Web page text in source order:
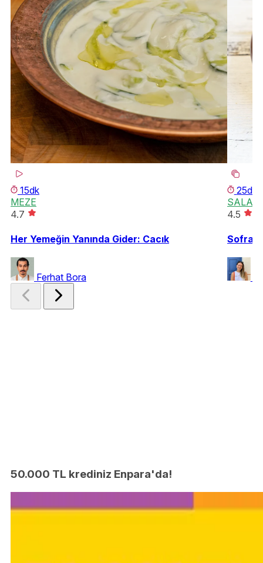
15dk
MEZE
4.7
Her Yemeğin Yanında Gider: Cacık
Ferhat Bora
25dk
4.5
50.000 TL krediniz Enpara'da!